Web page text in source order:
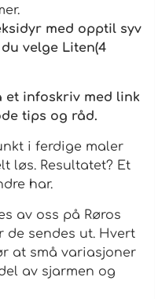
med opptil syv
velge Liten(4
infoskriv med link
tips og råd.
i ferdige maler
løs. Resultatet? Et
har.
av oss på Røros
de sendes ut. Hvert
at små variasjoner
av sjarmen og